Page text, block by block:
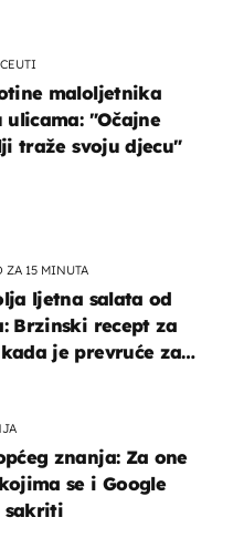
maloljetnika
ulicama: "Očajne
traže svoju djecu"
ZA 15 MINUTA
ljetna salata od
Brzinski recept za
je prevruće za
znanja: Za one
se i Google
sakriti